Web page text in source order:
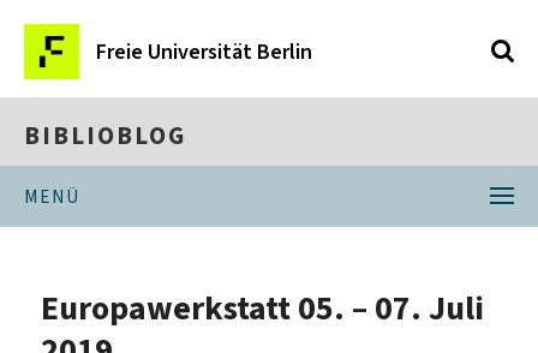
Freie Universität Berlin
BIBLIOBLOG
MENÜ
Europawerkstatt 05. – 07. Juli